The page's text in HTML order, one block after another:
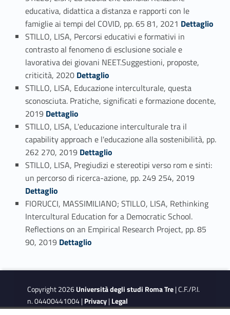
educativa, didattica a distanza e rapporti con le
famiglie ai tempi del COVID, pp. 65 81, 2021 Link identifier #identifier_person_120987-58
Dettaglio
STILLO, LISA, Percorsi educativi e formativi in
contrasto al fenomeno di esclusione sociale e
lavorativa dei giovani NEET.Suggestioni, proposte,
criticità, 2020Link identifier #identifier_person_80459-59
Dettaglio
STILLO, LISA, Educazione interculturale, questa
sconosciuta. Pratiche, significati e formazione docente,
2019 Link identifier #identifier_person_36563-60
Dettaglio
STILLO, LISA, L'educazione interculturale tra il
capability approach e l'educazione alla sostenibilità, pp.
262 270, 2019 Link identifier #identifier_person_56898-61
Dettaglio
STILLO, LISA, Pregiudizi e stereotipi verso rom e sinti:
un percorso di ricerca-azione, pp. 249 254, 2019
Dettaglio
FIORUCCI, MASSIMILIANO; STILLO, LISA, Rethinking
Intercultural Education for a Democratic School.
Reflections on an Empirical Research Project, pp. 85
90, 2019 Link identifier #identifier_person_163909-63
Dettaglio
Copyright 2026Università degli studi Roma Tre| C.F./P.I.
n. 04400441004 |Privacy|Legal